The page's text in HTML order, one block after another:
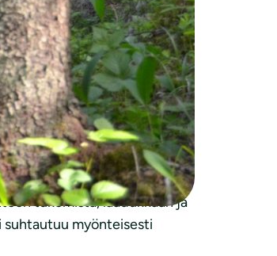
tukemista, laadukkaan ja
suhtautuu myönteisesti